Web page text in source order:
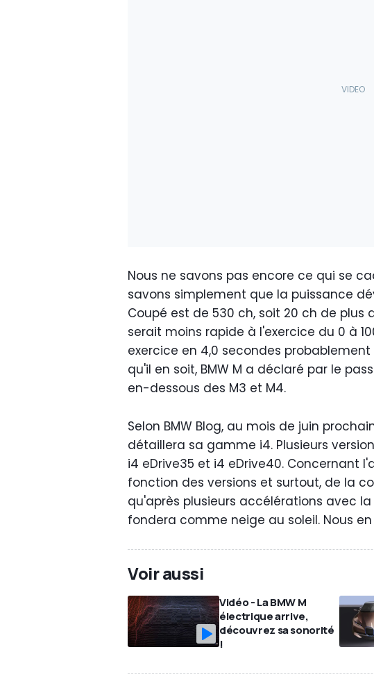
Nous ne savons pas encore ce qui se
savons simplement que la puissance
Coupé est de 530 ch, soit 20 ch de plus
serait moins rapide à l'exercice du 0 à
exercice en 4,0 secondes
qu'il en soit, BMW M a déclaré par le
en-dessous des M3 et M4.
Selon BMW Blog, au mois de juin
détaillera sa gamme i4. Plusieurs
i4 eDrive35 et i4 eDrive40. Concernant
fonction des versions et surtout, de la
qu'après plusieurs accélérations avec la
fondera comme neige au soleil. Nous
Voir aussi
Vidéo - La BMW M
électrique arrive,
découvrez sa sonorité
!